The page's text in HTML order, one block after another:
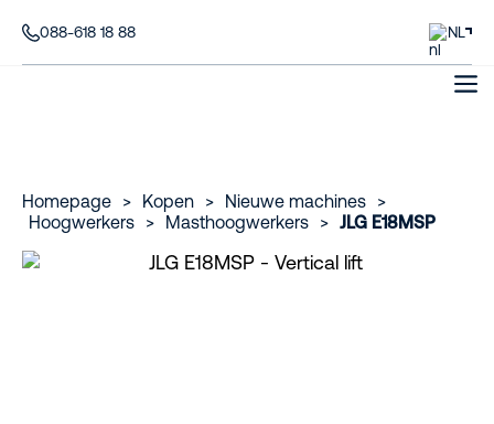
088-618 18 88 NL
Homepage > Kopen > Nieuwe machines
>
Hoogwerkers
> Masthoogwerkers > JLG E18MSP